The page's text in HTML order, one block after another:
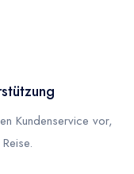
Kundenservice vor,